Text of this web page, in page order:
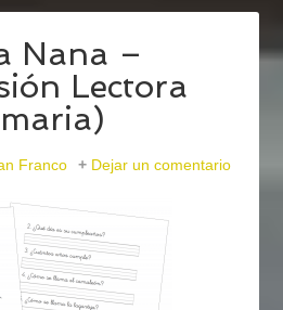
Nana –
Lectora
Franco Dejar un comentario